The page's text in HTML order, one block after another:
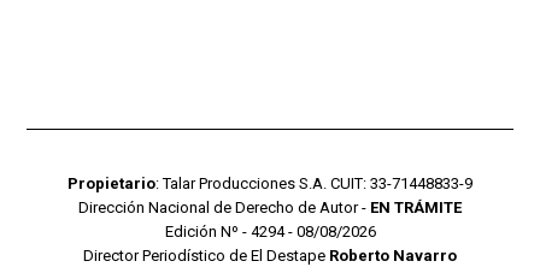
Propietario: Talar Producciones S.A. CUIT: 33-71448833-9
Dirección Nacional de Derecho de Autor - EN TRÁMITE
Edición Nº - 4294 - 08/08/2026
Director Periodístico de El Destape Roberto Navarro